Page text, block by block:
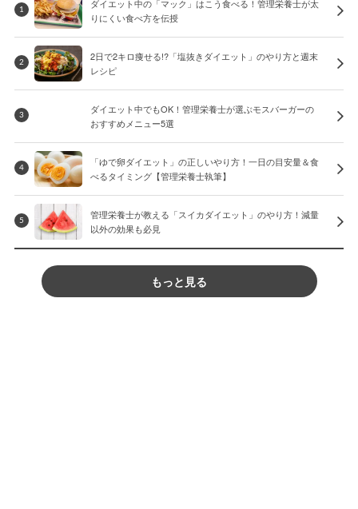
1
ダイエット中の「マック」はこう食べる！管理栄養士が太
りにくい食べ方を伝授
2
2日で2キロ痩せる!?「塩抜きダイエット」のやり方と週末
レシピ
3
ダイエット中でもOK！管理栄養士が選ぶモスバーガーの
おすすめメニュー5選
4
「ゆで卵ダイエット」の正しいやり方！一日の目安量＆食
べるタイミング【管理栄養士執筆】
5
管理栄養士が教える「スイカダイエット」のやり方！減量
以外の効果も必見
もっと見る